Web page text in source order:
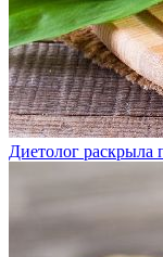
Диетолог раскрыла